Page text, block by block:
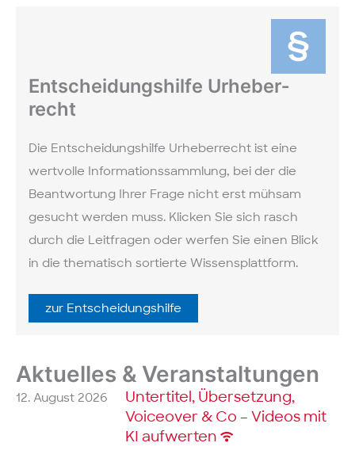
Ent­scheidungs­hilfe Urheber­
recht
Die Entscheidungs­hilfe Urheber­recht ist eine
wertvolle Informations­sammlung, bei der die
Beantwortung Ihrer Frage nicht erst mühsam
gesucht werden muss. Klicken Sie sich rasch
durch die Leit­fragen oder werfen Sie einen Blick
in die thematisch sortierte Wissens­plattform.
zur Ent­scheidungs­hilfe
Aktuelles & Veranstaltungen
12. August 2026
Untertitel, Übersetzung,
Voiceover & Co – Videos mit
KI aufwerten